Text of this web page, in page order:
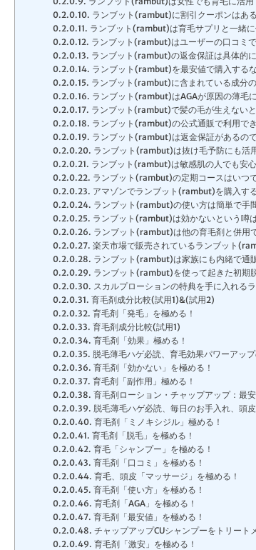
ランブット(rambut)に割引クーポンはあ
ランブット(rambut)は育毛サプリと一緒
ランブット(rambut)はユーザーの口コミ
ランブット(rambut)の返金保証は具体的
ランブット(rambut)を最安値で購入する
ランブット(rambut)に含まれている成分
ランブット(rambut)はAGAが原因の薄毛
ランブット(rambut)で髪の毛が生えない
ランブット(rambut)の公式通販で利用で
ランブット(rambut)は返金保証があるの
ランブット(rambut)は抜け毛予防にも活
ランブット(rambut)は敏感肌の人でも安
ランブット(rambut)の定期コースはいつ
アマゾンでランブット(rambut)を購入す
ランブット(rambut)の使い方は簡単で手
ランブット(rambut)は効かないという噂
ランブット(rambut)は他の育毛剤と併用
楽天市場で販売されているランブット
ランブット(rambut)は家族にも内緒で通
ランブット(rambut)を使って起きた初期
スカルプローションの特典を手に入れる
育毛剤成分比較(試用1)&(試用2)
育毛剤「発毛」を極める！
育毛剤成分比較(試用1)
育毛剤「効果」極める！
脱毛薄毛ハゲ必読、育毛効果パワーアッ
育毛剤「効かない」を極める！
育毛剤「副作用」極める！
育毛剤ローション・チャップアップ：最
脱毛薄毛ハゲ必読、毎日のお手入れ、頭
育毛剤「ミノキシジル」極める！
育毛剤「脱毛」を極める！
育毛「シャンプー」を極める！
育毛剤「口コミ」を極める！
育毛、頭皮「マッサージ」を極める！
育毛剤「使い方」を極める！
育毛剤「AGA」を極める！
育毛剤「最安値」を極める！
チャップアップCUシャンプーをトリート
育毛剤「激安」を極める！